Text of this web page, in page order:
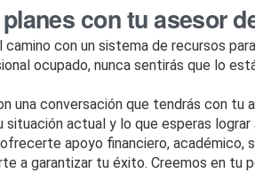
con tu asesor
con un sistema de recursos
ocupado, nunca sentirás que lo
una conversación que tendrás con tu
situación actual y lo que esperas
apoyo financiero, académico,
a garantizar tu éxito. Creemos en tu